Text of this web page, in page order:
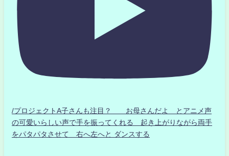
/プロジェクトA子さんも注目？ お母さんだよ とアニメ声
の可愛いらしい声で手を振ってくれる 起き上がりながら両手
をパタパタさせて 右へ左へと ダンスする